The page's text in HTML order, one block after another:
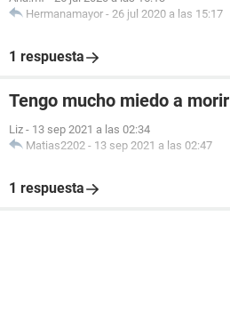
Hermanamayor - 26 jul 2020 a las 15:17
1 respuesta
Tengo mucho miedo a morir
Liz - 13 sep 2021 a las 02:34
Matias2202 - 13 sep 2021 a las 02:47
1 respuesta